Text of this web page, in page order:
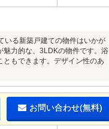
いる新築戸建ての物件はいかが
魅力的な、3LDKの物件です。浴
もできます。デザイン性のあ
お問い合わせ(無料)